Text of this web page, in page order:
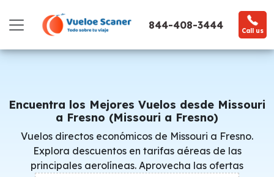
844-408-3444 Call us
Encuentra los Mejores Vuelos desde Missouri
a Fresno (Missouri a Fresno)
Vuelos directos económicos de Missouri a Fresno.
Explora descuentos en tarifas aéreas de las
principales aerolíneas. Aprovecha las ofertas